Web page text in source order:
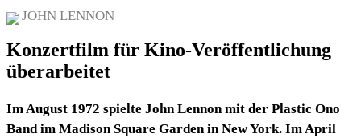
JOHN LENNON
Konzertfilm für Kino-Veröffentlichung
überarbeitet
Im August 1972 spielte John Lennon mit der Plastic Ono
Band im Madison Square Garden in New York. Im April